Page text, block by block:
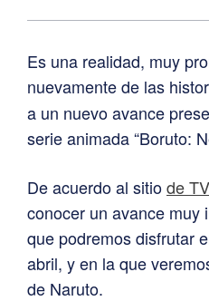
Es una realidad, muy
nuevamente de las
a un nuevo avance
serie animada “Boruto:
De acuerdo al sitiode
conocer un avance muy
que podremos disfrutar
abril, y en la que
de Naruto.